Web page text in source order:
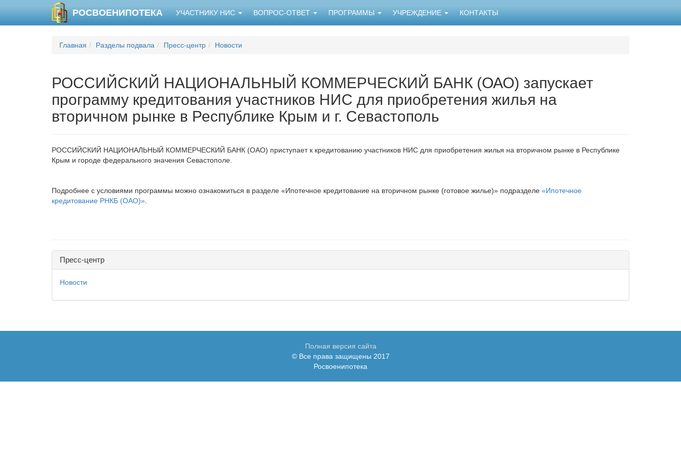
РОСВОЕНИПОТЕКА УЧАСТНИКУ НИС ВОПРОС-ОТВЕТ ПРОГРАММЫ УЧРЕЖДЕНИЕ КОНТАКТЫ
Главная Разделы подвала Пресс-центр Новости
РОССИЙСКИЙ НАЦИОНАЛЬНЫЙ КОММЕРЧЕСКИЙ БАНК (ОАО) запускает
программу кредитования участников НИС для приобретения жилья на
вторичном рынке в Республике Крым и г. Севастополь
РОССИЙСКИЙ НАЦИОНАЛЬНЫЙ КОММЕРЧЕСКИЙ БАНК (ОАО) приступает к кредитованию участников НИС для приобретения жилья на вторичном рынке в Республике
Крым и городе федерального значения Севастополе.
Подробнее с условиями программы можно ознакомиться в разделе «Ипотечное кредитование на вторичном рынке (готовое жилье)» подразделе «Ипотечное
кредитование РНКБ (ОАО)»
Пресс-центр
Новости
Полная версия сайта
© Все права защищены 2017
Росвоенипотека